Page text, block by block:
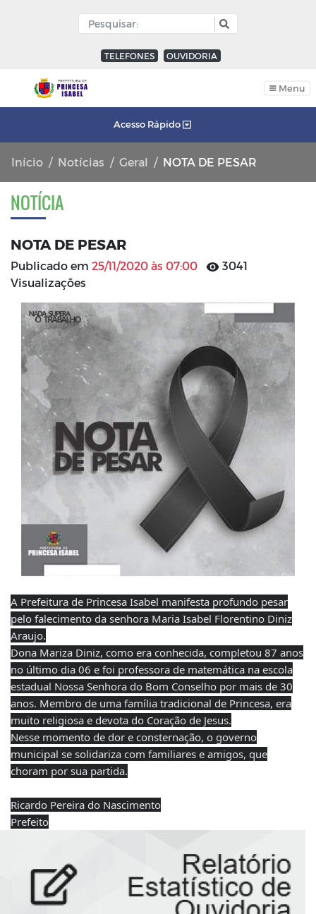
TELEFONES OUVIDORIA
Menu
Acesso Rápido
Início Notícias Geral NOTA DE PESAR
NOTÍCIA
NOTA DE PESAR
Publicado em 25/11/2020 às 07:00
3041
Visualizações
A Prefeitura de Princesa Isabel manifesta profundo pesar
pelo falecimento da senhora Maria Isabel Florentino Diniz
Araujo.
Dona Mariza Diniz, como era conhecida, completou 87 anos
no último dia 06 e foi professora de matemática na escola
estadual Nossa Senhora do Bom Conselho por mais de 30
anos. Membro de uma família tradicional de Princesa, era
muito religiosa e devota do Coração de Jesus.
Nesse momento de dor e consternação, o governo
municipal se solidariza com familiares e amigos, que
choram por sua partida.
Ricardo Pereira do Nascimento
Prefeito